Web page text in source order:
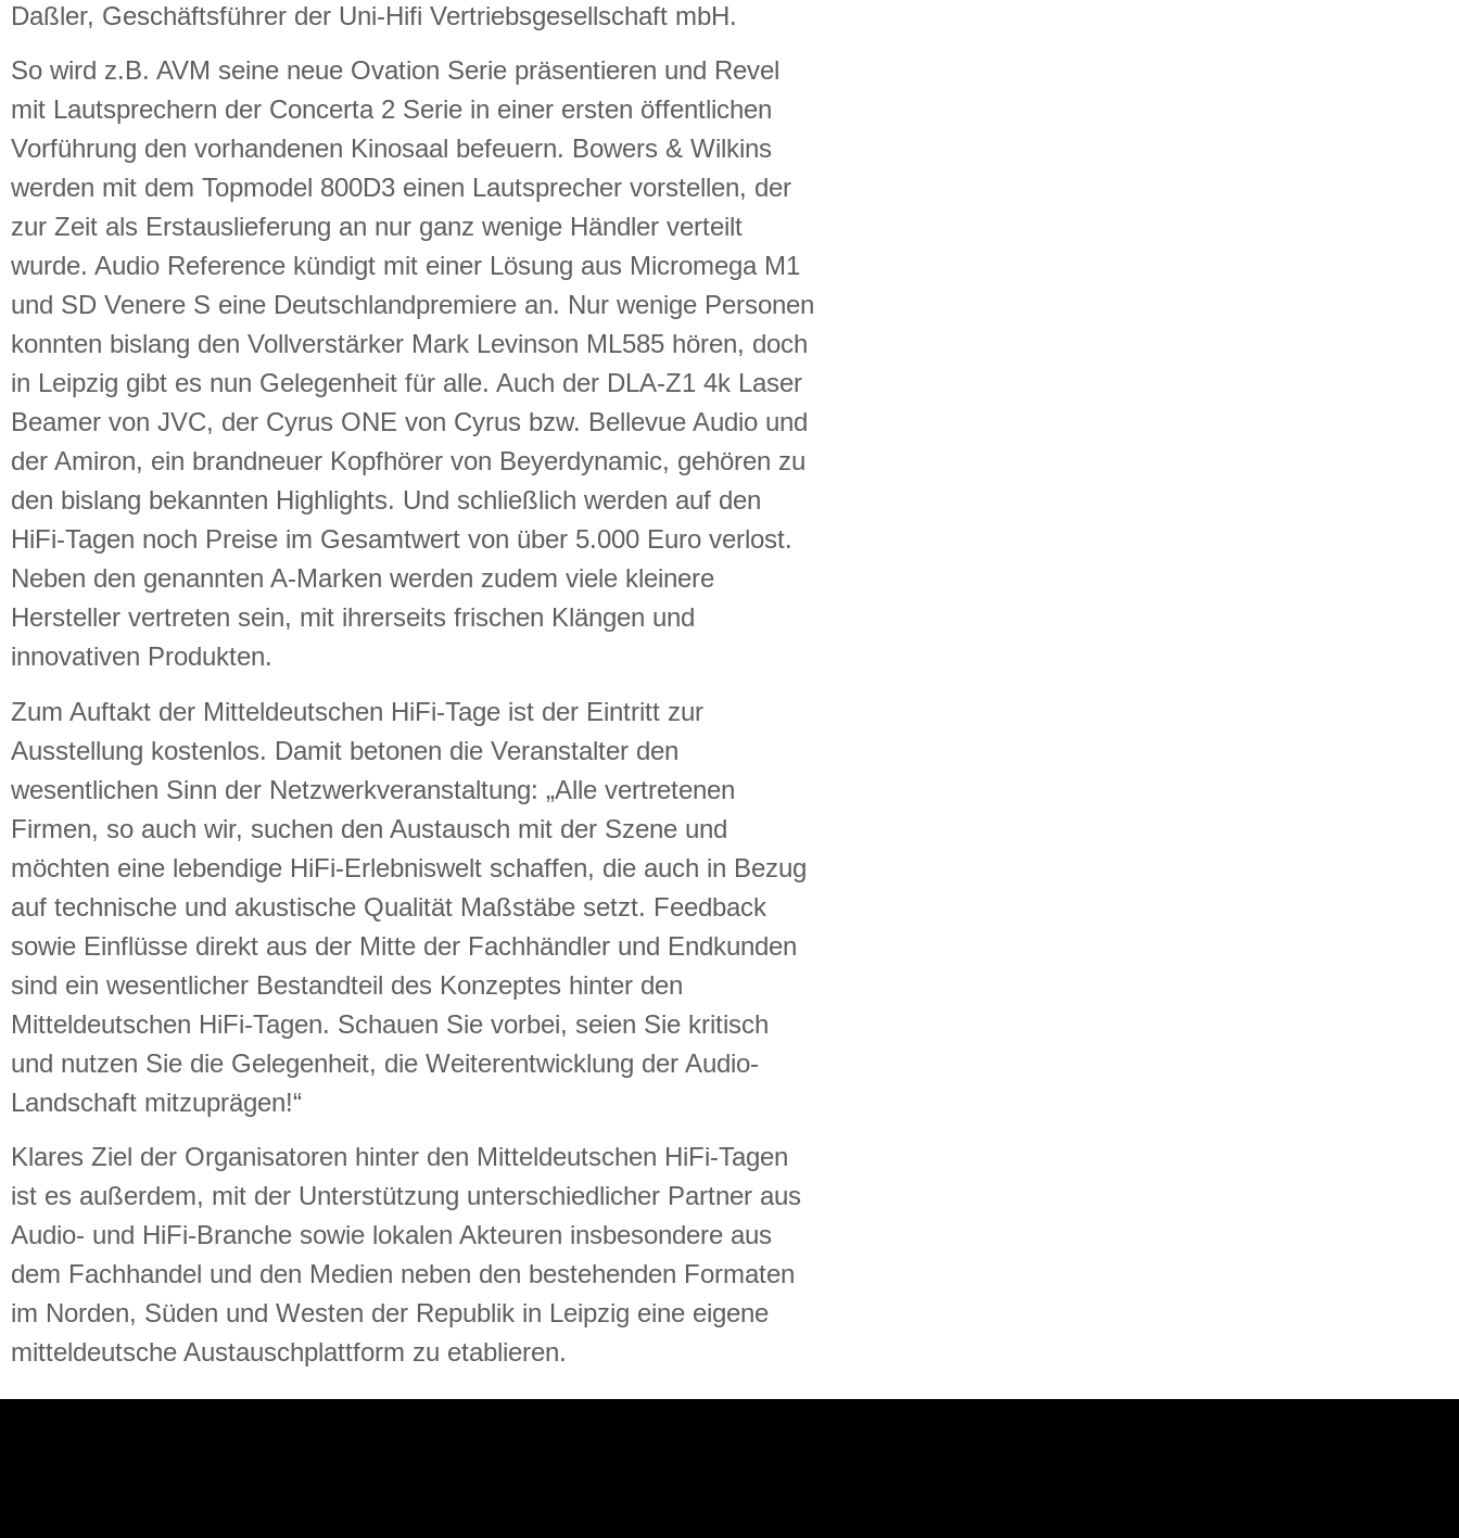
Daßler, Geschäftsführer der Uni-Hifi Vertriebsgesellschaft mbH.
So wird z.B. AVM seine neue Ovation Serie präsentieren und Revel
mit Lautsprechern der Concerta 2 Serie in einer ersten öffentlichen
Vorführung den vorhandenen Kinosaal befeuern. Bowers & Wilkins
werden mit dem Topmodel 800D3 einen Lautsprecher vorstellen, der
zur Zeit als Erstauslieferung an nur ganz wenige Händler verteilt
wurde. Audio Reference kündigt mit einer Lösung aus Micromega M1
und SD Venere S eine Deutschlandpremiere an. Nur wenige Personen
konnten bislang den Vollverstärker Mark Levinson ML585 hören, doch
in Leipzig gibt es nun Gelegenheit für alle. Auch der DLA-Z1 4k Laser
Beamer von JVC, der Cyrus ONE von Cyrus bzw. Bellevue Audio und
der Amiron, ein brandneuer Kopfhörer von Beyerdynamic, gehören zu
den bislang bekannten Highlights. Und schließlich werden auf den
HiFi-Tagen noch Preise im Gesamtwert von über 5.000 Euro verlost.
Neben den genannten A-Marken werden zudem viele kleinere
Hersteller vertreten sein, mit ihrerseits frischen Klängen und
innovativen Produkten.
Zum Auftakt der Mitteldeutschen HiFi-Tage ist der Eintritt zur
Ausstellung kostenlos. Damit betonen die Veranstalter den
wesentlichen Sinn der Netzwerkveranstaltung: „Alle vertretenen
Firmen, so auch wir, suchen den Austausch mit der Szene und
möchten eine lebendige HiFi-Erlebniswelt schaffen, die auch in Bezug
auf technische und akustische Qualität Maßstäbe setzt. Feedback
sowie Einflüsse direkt aus der Mitte der Fachhändler und Endkunden
sind ein wesentlicher Bestandteil des Konzeptes hinter den
Mitteldeutschen HiFi-Tagen. Schauen Sie vorbei, seien Sie kritisch
und nutzen Sie die Gelegenheit, die Weiterentwicklung der Audio-
Landschaft mitzuprägen!“
Klares Ziel der Organisatoren hinter den Mitteldeutschen HiFi-Tagen
ist es außerdem, mit der Unterstützung unterschiedlicher Partner aus
Audio- und HiFi-Branche sowie lokalen Akteuren insbesondere aus
dem Fachhandel und den Medien neben den bestehenden Formaten
im Norden, Süden und Westen der Republik in Leipzig eine eigene
mitteldeutsche Austauschplattform zu etablieren.